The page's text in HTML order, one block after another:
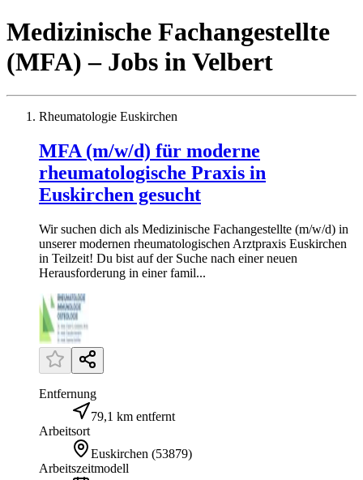
Medizinische Fachangestellte
(MFA) – Jobs inVelbert
Rheumatologie Euskirchen
MFA (m/w/d) für moderne
rheumatologische Praxis in
Euskirchen gesucht
Wir suchen dich als Medizinische Fachangestellte (m/w/d) in
unserer modernen rheumatologischen Arztpraxis Euskirchen
in Teilzeit! Du bist auf der Suche nach einer neuen
Herausforderung in einer famil...
Entfernung
79,1 km entfernt
Arbeitsort
Euskirchen (53879)
Arbeitszeitmodell